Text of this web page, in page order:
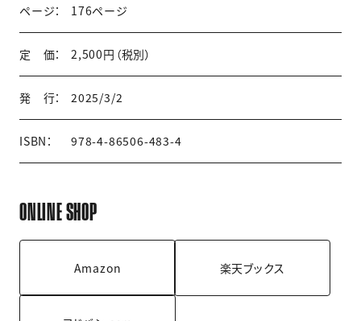
ページ： 176ページ
定 価： 2,500円（税別）
発 行： 2025/3/2
ISBN： 978-4-86506-483-4
ONLINE SHOP
Amazon 楽天ブックス